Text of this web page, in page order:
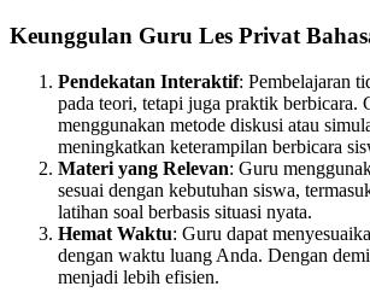
Keunggulan Guru Les Privat
Pendekatan Interaktif: Pembelajaran
pada teori, tetapi juga praktik berbicara.
menggunakan metode diskusi atau
meningkatkan keterampilan berbicara
Materi yang Relevan: Guru
sesuai dengan kebutuhan siswa,
latihan soal berbasis situasi nyata.
Hemat Waktu: Guru dapat
dengan waktu luang Anda. Dengan
menjadi lebih efisien.